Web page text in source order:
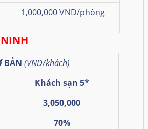
1,000,000 VND/phòng
BẢN (VND/khách)
Khách sạn 5*
3,050,000
70%